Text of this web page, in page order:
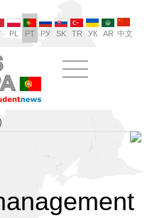
PL PT РУ SK TR УК AR 中文